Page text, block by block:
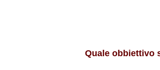
Quale obbiettivo